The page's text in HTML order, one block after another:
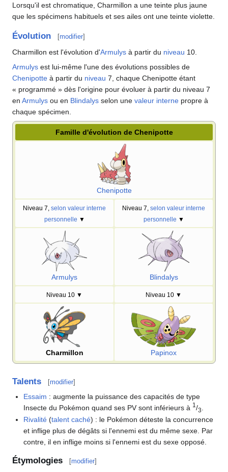
Lorsqu'il est chromatique, Charmillon a une teinte plus jaune
que les spécimens habituels et ses ailes ont une teinte violette.
Évolution [modifier]
Charmillon est l'évolution d'Armulys à partir du niveau 10.
Armulys est lui-même l'une des évolutions possibles de
Chenipotte à partir du niveau 7, chaque Chenipotte étant
« programmé » dès l'origine pour évoluer à partir du niveau 7
en Armulys ou en Blindalys selon une valeur interne propre à
chaque spécimen.
Famille d'évolution de Chenipotte
Chenipotte
Niveau 7, selon valeur interne
personnelle ▼
Niveau 7, selon valeur interne
personnelle ▼
Armulys Blindalys
Niveau 10 ▼ Niveau 10 ▼
Charmillon Papinox
Talents [modifier]
Essaim : augmente la puissance des capacités de type
Insecte du Pokémon quand ses PV sont inférieurs à 1 /3
Rivalité (talent caché) : le Pokémon déteste la concurrence
et inflige plus de dégâts si l'ennemi est du même sexe. Par
contre, il en inflige moins si l'ennemi est du sexe opposé.
Étymologies [modifier]